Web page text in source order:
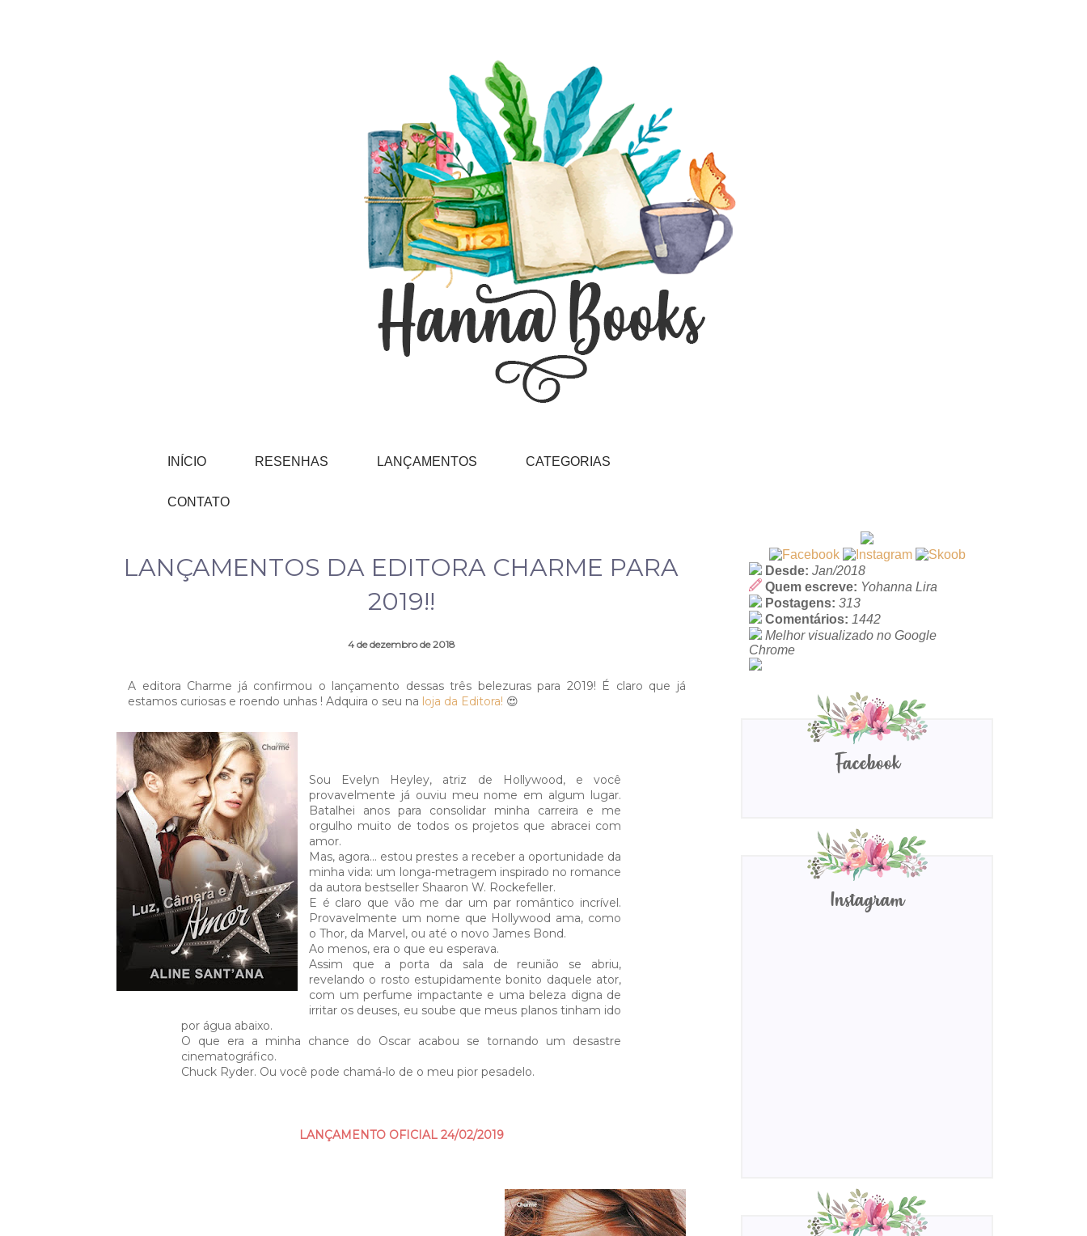
INÍCIO RESENHAS LANÇAMENTOS CATEGORIAS
CONTATO
LANÇAMENTOS DA EDITORA CHARME PARA
2019!!
4 de dezembro de 2018
A editora Charme já confirmou o lançamento dessas três belezuras para 2019! É claro que já
estamos curiosas e roendo unhas ! Adquira o seu na loja da Editora! 😍
Sou Evelyn Heyley, atriz de Hollywood, e você
provavelmente já ouviu meu nome em algum lugar.
Batalhei anos para consolidar minha carreira e me
orgulho muito de todos os projetos que abracei com
amor.
Mas, agora... estou prestes a receber a oportunidade da
minha vida: um longa-metragem inspirado no romance
da autora bestseller Shaaron W. Rockefeller.
E é claro que vão me dar um par romântico incrível.
Provavelmente um nome que Hollywood ama, como
o Thor, da Marvel, ou até o novo James Bond.
Ao menos, era o que eu esperava.
Assim que a porta da sala de reunião se abriu,
revelando o rosto estupidamente bonito daquele ator,
com um perfume impactante e uma beleza digna de
irritar os deuses, eu soube que meus planos tinham ido
por água abaixo.
O que era a minha chance do Oscar acabou se tornando um desastre
cinematográfico.
Chuck Ryder. Ou você pode chamá-lo de o meu pior pesadelo.
LANÇAMENTO OFICIAL 24/02/2019
Desde: Jan/2018
Quem escreve: Yohanna Lira
Postagens: 313
Comentários: 1442
Melhor visualizado no Google
Chrome
Facebook
Instagram